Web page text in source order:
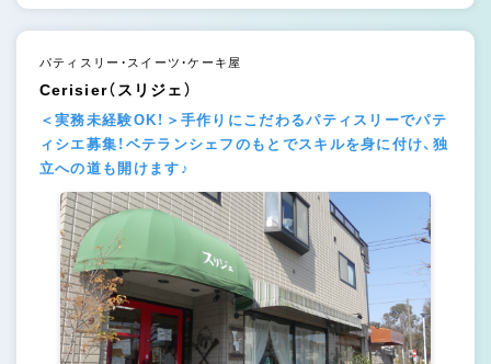
パティスリー・スイーツ・ケーキ屋
Cerisier（スリジェ）
＜実務未経験OK！＞手作りにこだわるパティスリーでパテ
ィシエ募集！ベテランシェフのもとでスキルを身に付け、独
立への道も開けます♪